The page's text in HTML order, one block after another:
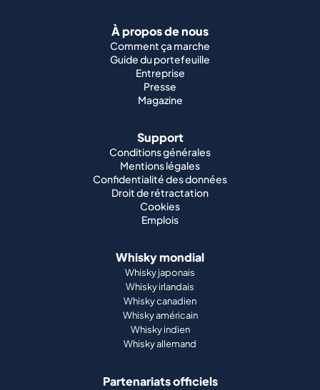
À propos de nous
Comment ça marche
Guide du portefeuille
Entreprise
Presse
Magazine
Support
Conditions générales
Mentions légales
Confidentialité des données
Droit de rétractation
Cookies
Emplois
Whisky mondial
Whisky japonais
Whisky irlandais
Whisky canadien
Whisky américain
Whisky indien
Whisky allemand
Partenariats officiels